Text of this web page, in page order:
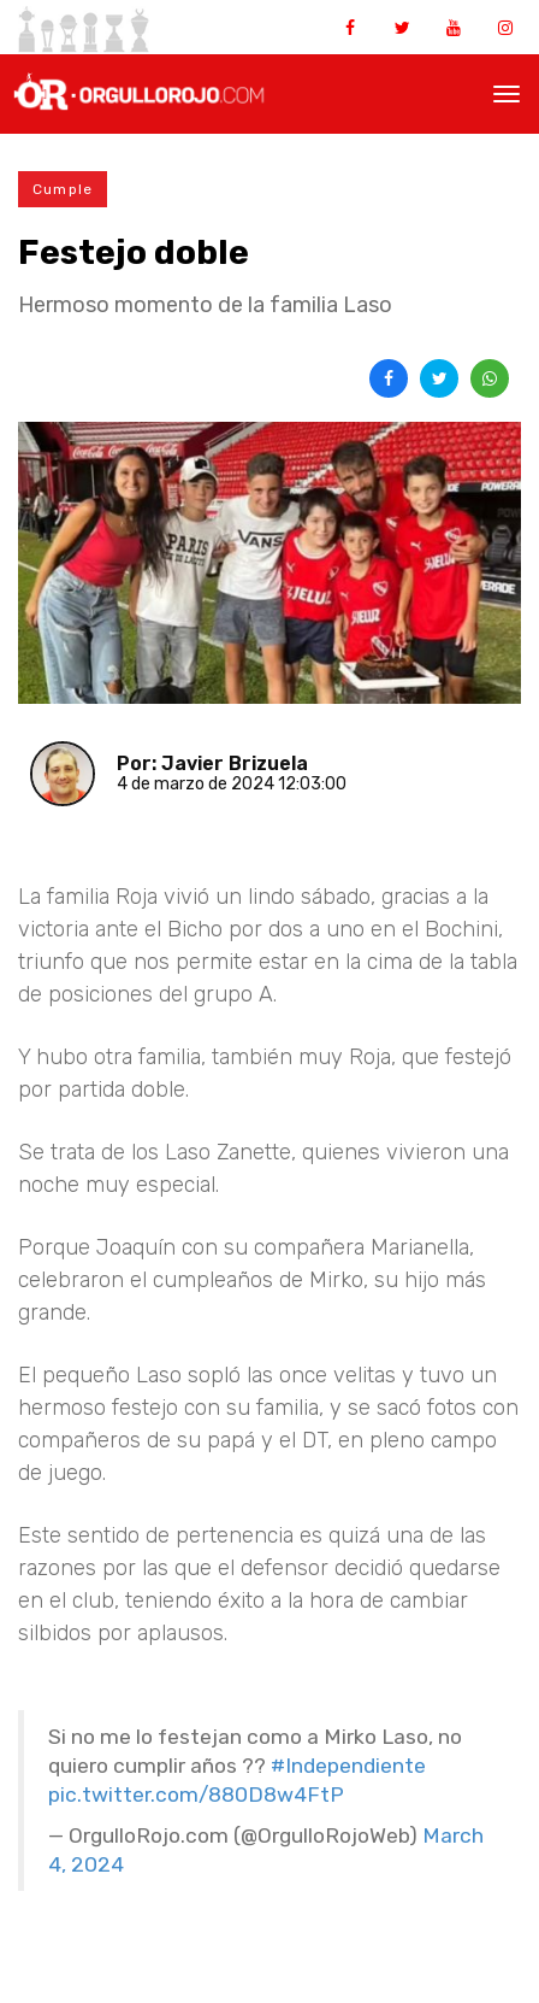
Cumple
Festejo doble
Hermoso momento de la familia Laso
Por: Javier Brizuela
4 de marzo de 2024 12:03:00
La familia Roja vivió un lindo sábado, gracias a la
victoria ante el Bicho por dos a uno en el Bochini,
triunfo que nos permite estar en la cima de la tabla
de posiciones del grupo A.
Y hubo otra familia, también muy Roja, que festejó
por partida doble.
Se trata de los Laso Zanette, quienes vivieron una
noche muy especial.
Porque Joaquín con su compañera Marianella,
celebraron el cumpleaños de Mirko, su hijo más
grande.
El pequeño Laso sopló las once velitas y tuvo un
hermoso festejo con su familia, y se sacó fotos con
compañeros de su papá y el DT, en pleno campo
de juego.
Este sentido de pertenencia es quizá una de las
razones por las que el defensor decidió quedarse
en el club, teniendo éxito a la hora de cambiar
silbidos por aplausos.
Si no me lo festejan como a Mirko Laso, no
quiero cumplir años ?? #Independiente
pic.twitter.com/880D8w4FtP
— OrgulloRojo.com (@OrgulloRojoWeb) March
4, 2024